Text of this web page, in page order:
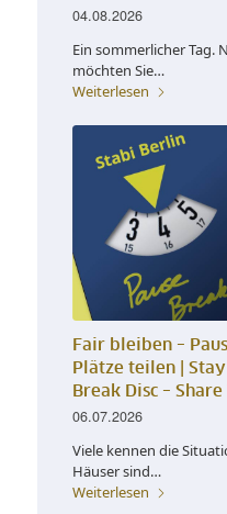
04.08.2026
Ein sommerlicher Tag.
möchten Sie…
Weiterlesen
Fair bleiben –
Plätze teilen |
Break Disc –
06.07.2026
Viele kennen die
Häuser sind…
Weiterlesen